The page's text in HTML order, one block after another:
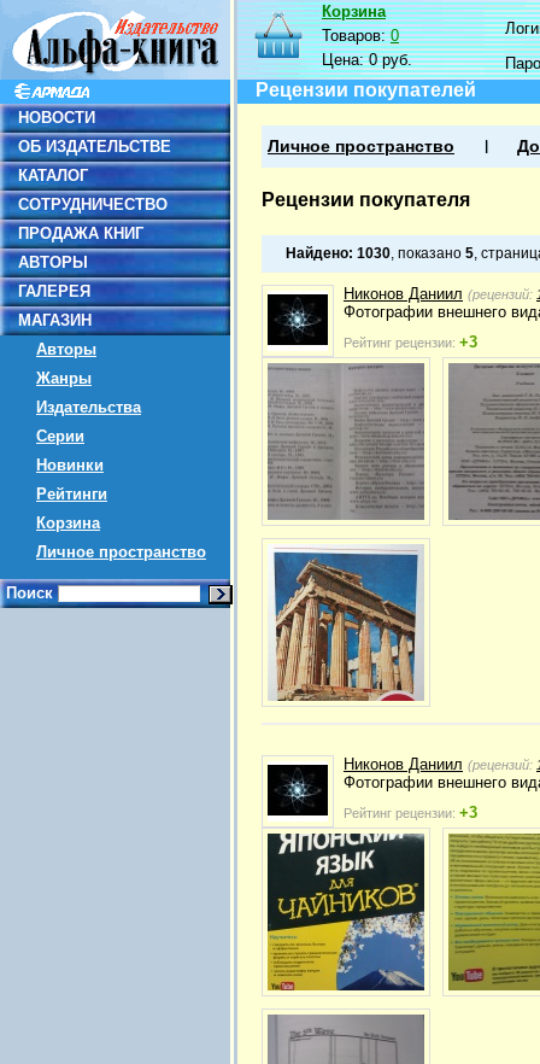
НОВОСТИ
ОБ ИЗДАТЕЛЬСТВЕ
КАТАЛОГ
СОТРУДНИЧЕСТВО
ПРОДАЖА КНИГ
АВТОРЫ
ГАЛЕРЕЯ
МАГАЗИН
Авторы
Жанры
Издательства
Серии
Новинки
Рейтинги
Корзина
Личное пространство
Поиск
Корзина
Товаров:0
Цена:0 руб.
Рецензии покупателей
Личное пространство
Рецензии покупателя
Найдено: 1030, показано 5,
Никонов Даниил (рецензий:
Фотографии внешнего
Рейтинг рецензии: +3
Никонов Даниил (рецензий:
Фотографии внешнего
Рейтинг рецензии: +3